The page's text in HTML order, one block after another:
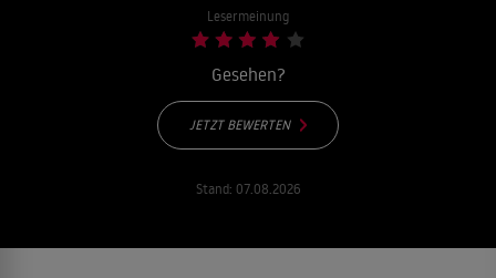
Lesermeinung
Gesehen?
JETZT BEWERTEN
Stand: 07.08.2026